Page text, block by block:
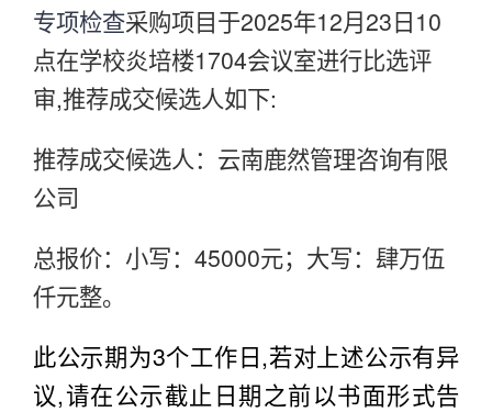
专项检查采购项目于2025年12月23日10
点在学校炎培楼1704会议室进行比选评
审,推荐成交候选人如下:
推荐成交候选人：云南鹿然管理咨询有限
公司
总报价：小写：45000元；大写：肆万伍
仟元整。
此公示期为3个工作日,若对上述公示有异
议,请在公示截止日期之前以书面形式告